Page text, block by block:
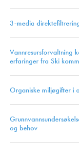
3-media
Vannresursforvaltning
erfaringer fra Ski
Organiske miljøgifter i
og behov